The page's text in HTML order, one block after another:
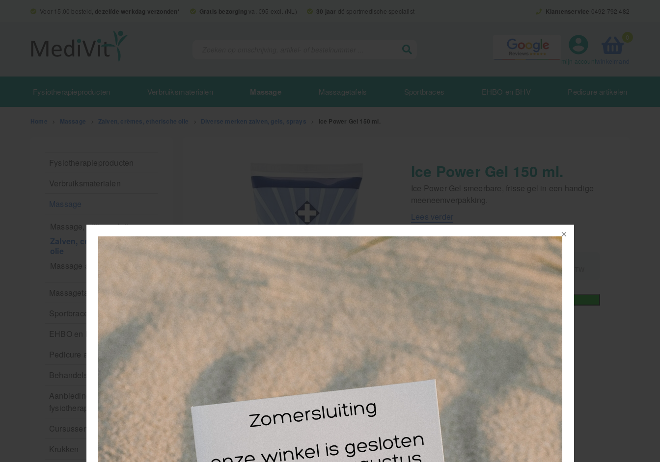
Voor 15.00 besteld, dezelfde werkdag verzonden* Gratis bezorging va. €95 excl. (NL) 30 jaar dé sportmedische specialist Klantenservice 0492 792 482
0
mijn account
Fysiotherapieproducten Verbruiksmaterialen Massage Massagetafels Sportbraces EHBO en BHV Pedicure artikelen
Home Massage Zalven, crèmes, etherische olie Diverse merken zalven, gels, sprays Ice Power Gel 150 ml.
Fysiotherapieproducten
Verbruiksmaterialen
Massage
Massage, oliën en lotion
Zalven, crèmes, etherische
olie
Massage accessoires
Massagetafels
Sportbraces
EHBO en BHV
Pedicure artikelen
Behandelstoel elektrisch
Aanbiedingen groothandel
fysiotherapie en massage
Cursussen
Krukken
Ice Power Gel 150 ml.
Ice Power Gel smeerbare, frisse gel in een handige
meeneemverpakking.
Lees verder
Artikelnummer 121368
14,01 21% BTW 16,95 incl.
21% BTW
In winkelmand
favoriet
Levertijd 1-2 werkdagen
GRATISbezorging va. €95,- excl. btw
14 dagen retourgarantie
30 jaardé paramedisch specialist